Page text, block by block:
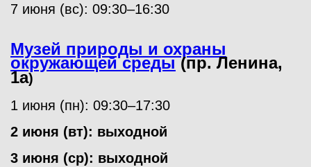
7 июня (вс): 09:30–16:30
Музей природы и охраны
окружающей среды(пр. Ленина,
1а)
1 июня (пн): 09:30–17:30
2 июня (вт): выходной
3 июня (ср): выходной